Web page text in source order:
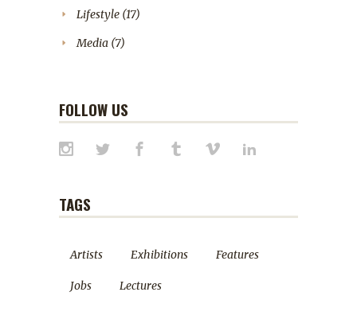
Lifestyle (17)
Media (7)
FOLLOW US
TAGS
Artists Exhibitions Features
Jobs Lectures